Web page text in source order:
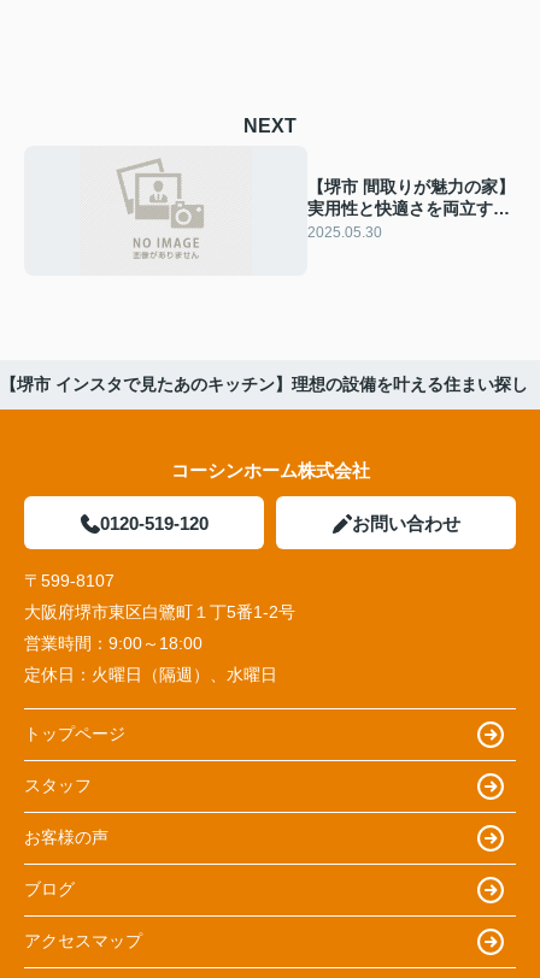
NEXT
【堺市 間取りが魅力の家】
実用性と快適さを両立する
設計
2025.05.30
【堺市 インスタで見たあのキッチン】理想の設備を叶える住まい探し
コーシンホーム株式会社
0120-519-120 お問い合わせ
〒599-8107
大阪府堺市東区白鷺町１丁5番1‐2号
営業時間： 9:00～18:00
定休日： 火曜日（隔週）、水曜日
トップページ
スタッフ
お客様の声
ブログ
アクセスマップ